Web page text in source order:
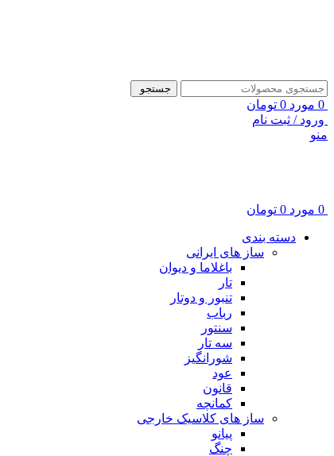
جستجو
0 مورد 0 تومان
ورود / ثبت نام
منو
0 مورد 0 تومان
دسته بندی
ساز های ایرانی
باغلاما و دیوان
تار
تنبور و دوتار
رباب
سنتور
سه تار
شورانگیز
عود
قانون
کمانچه
ساز های کلاسیک خارجی
پیانو
چنگ